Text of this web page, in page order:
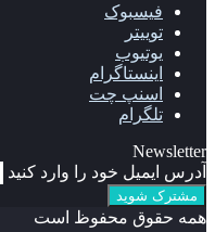
فیسبوک
توییتر
یوتیوب
اینستاگرام
اسنپ چت
تلگرام
Newsletter
آدرس ایمیل خود را وارد کنید
همه حقوق محفوظ است